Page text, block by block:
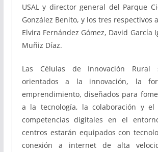
USAL y director general del Parque
González Benito, y los tres respectivos
Elvira Fernández Gómez, David García
Muñiz Díaz.
Las Células de Innovación Rural
orientados a la innovación, la
emprendimiento, diseñados para
a la tecnología, la colaboración y el
competencias digitales en el
centros estarán equipados con
conexión a internet de alta